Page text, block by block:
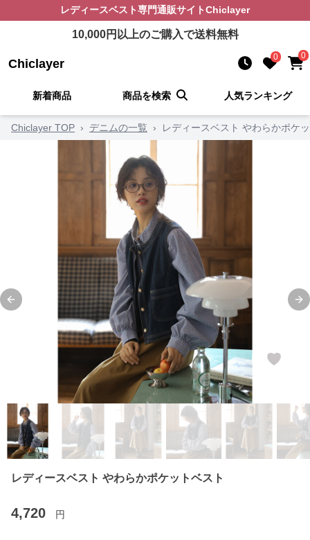
レディースベスト専門通販サイトChiclayer
10,000円以上のご購入で送料無料
Chiclayer 0 0
新着商品 商品を検索 人気ランキング
Chiclayer TOP › デニムの一覧 › レディースベスト やわらかポケ
Previous slide
レディースベスト やわらかポケットベスト
4,720 円